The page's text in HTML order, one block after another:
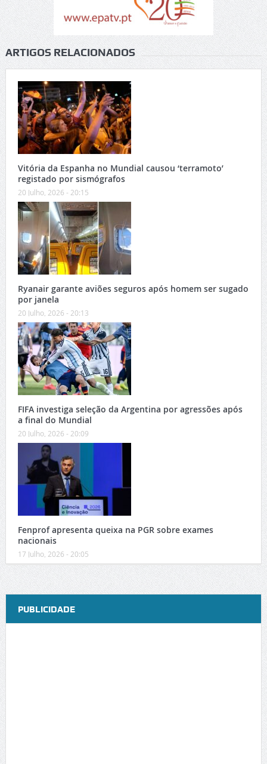
ARTIGOS RELACIONADOS
Vitória da Espanha no Mundial causou ‘terramoto’
registado por sismógrafos
20 Julho, 2026 - 20:15
Ryanair garante aviões seguros após homem ser sugado
por janela
20 Julho, 2026 - 20:13
FIFA investiga seleção da Argentina por agressões após
a final do Mundial
20 Julho, 2026 - 20:09
Fenprof apresenta queixa na PGR sobre exames
nacionais
17 Julho, 2026 - 20:05
PUBLICIDADE